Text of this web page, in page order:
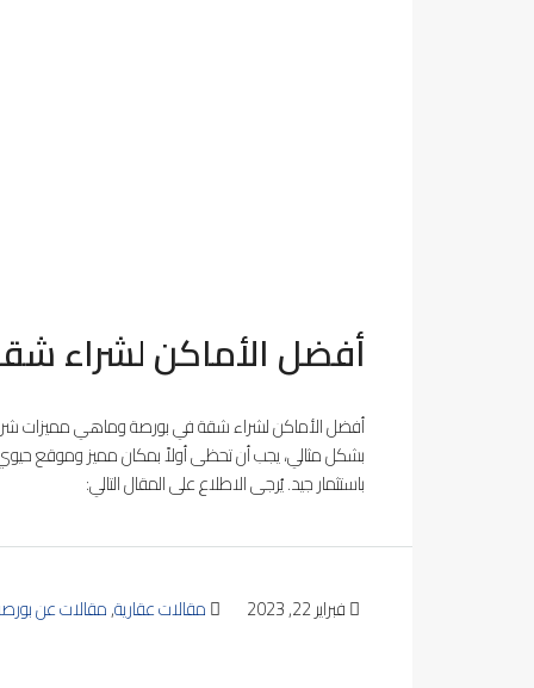
أفضل الأماكن لشراء شقة
أفضل الأماكن لشراء شقة في بورصة وماهي مميزات
بشكل مثالي، يجب أن تحظى أولاً بمكان مميز وموقع
باستثمار جيد. يُرجى الاطلاع على المقال التالي:
فبراير 22, 2023 مقالات عقارية,مقالات عن